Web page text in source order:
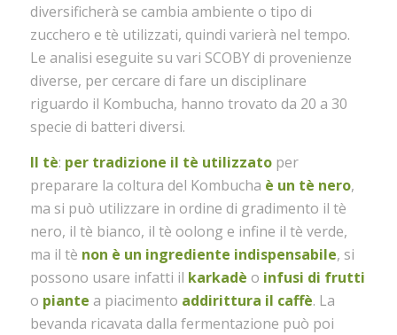
diversificherà se cambia ambiente o tipo di
zucchero e tè utilizzati, quindi varierà nel tempo.
Le analisi eseguite su vari SCOBY di provenienze
diverse, per cercare di fare un disciplinare
riguardo il Kombucha, hanno trovato da 20 a 30
specie di batteri diversi.
Il tè: per tradizione il tè utilizzatoper
preparare la coltura del Kombucha è un tè nero,
ma si può utilizzare in ordine di gradimento il tè
nero, il tè bianco, il tè oolong e infine il tè verde,
ma il tè non è un ingrediente indispensabile, si
possono usare infatti il karkadè o infusi di frutti
o piante a piacimento addirittura il caffè. La
bevanda ricavata dalla fermentazione può poi